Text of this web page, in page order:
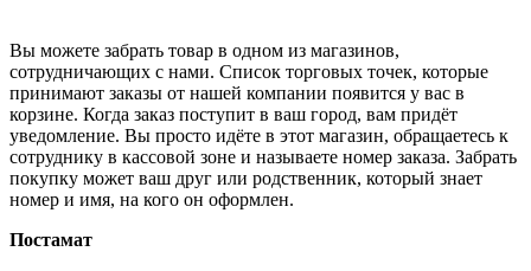
Вы можете забрать товар в одном из магазинов,
сотрудничающих с нами. Список торговых точек, которые
принимают заказы от нашей компании появится у вас в
корзине. Когда заказ поступит в ваш город, вам придёт
уведомление. Вы просто идёте в этот магазин, обращаетесь к
сотруднику в кассовой зоне и называете номер заказа. Забрать
покупку может ваш друг или родственник, который знает
номер и имя, на кого он оформлен.
Постамат